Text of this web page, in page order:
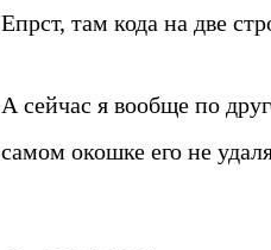
Епрст, там кода на две
А сейчас я вообще по
самом окошке его не